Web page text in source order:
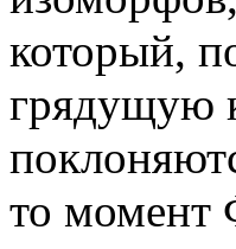
который,
грядущую
то момент